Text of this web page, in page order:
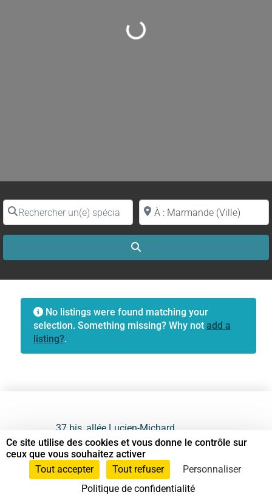
Loading...
Rechercher un(e) spécialiste par nomProche de (ville ou région)
No listings were found matching your
selection. Something missing? Why not add a
listing?.
37 bis, allée Lucien-Michard
93190 Livry-Gargan
06 61 87 28 09
Ce site utilise des cookies et vous donne le contrôle sur
ceux que vous souhaitez activer
Tout accepter
Tout refuser
Personnaliser
Politique de confidentialité